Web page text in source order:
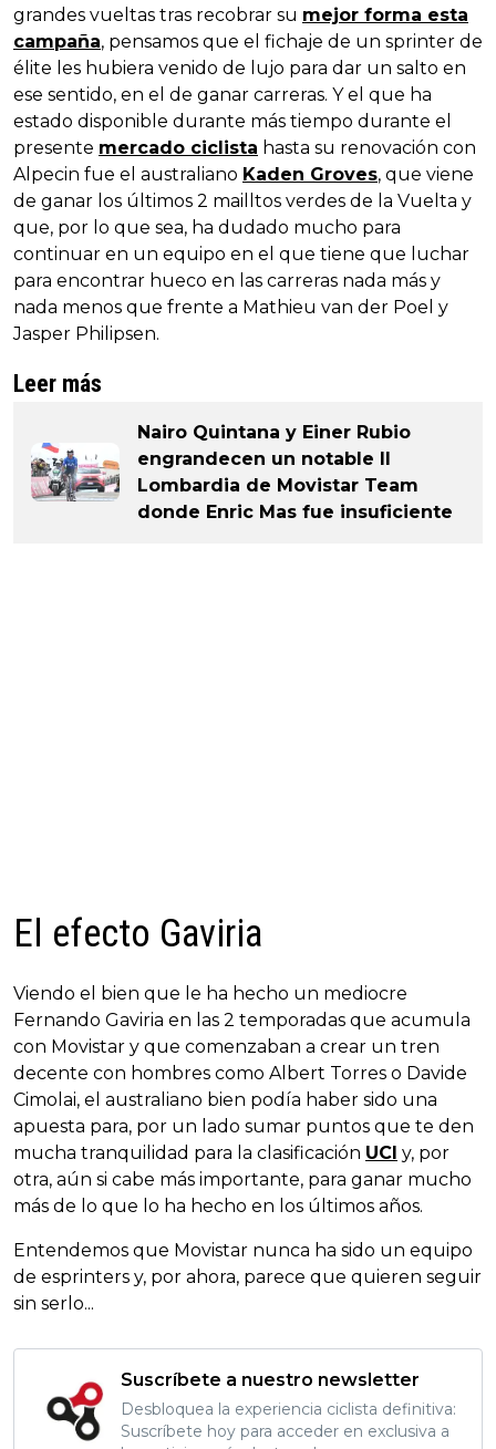
grandes vueltas tras recobrar su mejor forma esta
campaña, pensamos que el fichaje de un sprinter de
élite les hubiera venido de lujo para dar un salto en
ese sentido, en el de ganar carreras. Y el que ha
estado disponible durante más tiempo durante el
presente mercado ciclista hasta su renovación con
Alpecin fue el australiano Kaden Groves, que viene
de ganar los últimos 2 mailltos verdes de la Vuelta y
que, por lo que sea, ha dudado mucho para
continuar en un equipo en el que tiene que luchar
para encontrar hueco en las carreras nada más y
nada menos que frente a Mathieu van der Poel y
Jasper Philipsen.
Leer más
Nairo Quintana y Einer Rubio
engrandecen un notable Il
Lombardia de Movistar Team
donde Enric Mas fue insuficiente
El efecto Gaviria
Viendo el bien que le ha hecho un mediocre
Fernando Gaviria en las 2 temporadas que acumula
con Movistar y que comenzaban a crear un tren
decente con hombres como Albert Torres o Davide
Cimolai, el australiano bien podía haber sido una
apuesta para, por un lado sumar puntos que te den
mucha tranquilidad para la clasificación UCI y, por
otra, aún si cabe más importante, para ganar mucho
más de lo que lo ha hecho en los últimos años.
Entendemos que Movistar nunca ha sido un equipo
de esprinters y, por ahora, parece que quieren seguir
sin serlo...
Suscríbete a nuestro newsletter
Desbloquea la experiencia ciclista definitiva:
Suscríbete hoy para acceder en exclusiva a